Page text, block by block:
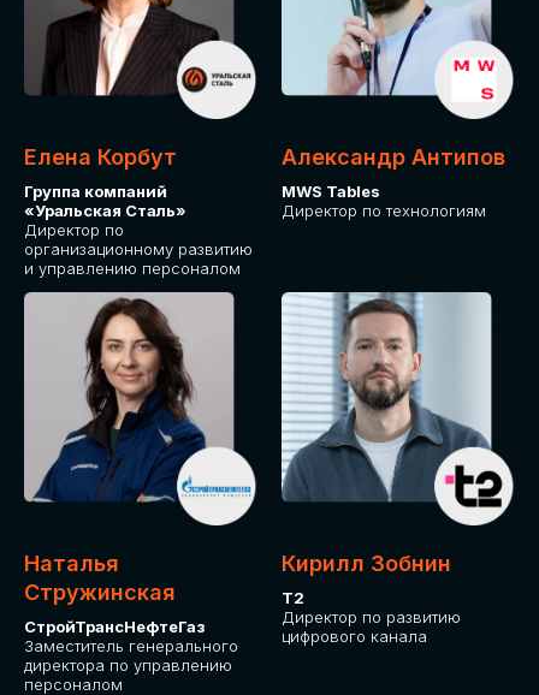
Елена Корбут
Группа компаний
«Уральская Сталь»
Директор по
организационному развитию
и управлению персоналом
Александр Антипов
MWS Tables
Директор по технологиям
Наталья
Стружинская
СтройТрансНефтеГаз
Заместитель генерального
директора по управлению
персоналом
Кирилл Зобнин
Т2
Директор по развитию
цифрового канала
Приглашаем стать спикером GLOBAL
TECH FORUM и поделиться своим
опытом и экспертизой. Будем рады
сотрудничеству!
СТАТЬ
СПИКЕРОМ
IT Solutions for Business